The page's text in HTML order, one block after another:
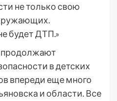
не только свою
будет ДТП.»
продолжают
в детских
впереди еще много
и области. Все